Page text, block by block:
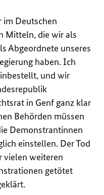
Deutschen
Mitteln, die wir als
Abgeordnete unseres
haben. Ich
und wir
in Genf ganz klar
Behörden müssen
Demonstrantinnen
einstellen. Der Tod
vielen weiteren
getötet